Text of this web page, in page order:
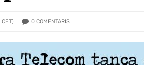
0 COMENTARIS